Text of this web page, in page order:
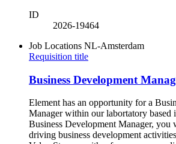
ID
2026-19464
Job Locations NL-Amsterdam
Requisition title
Business Development
Element has an opportunity for a
Manager within our labortatory based
Business Development Manager, you
driving business development